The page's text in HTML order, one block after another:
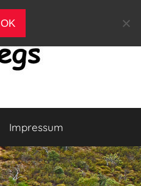
Impressum
OK